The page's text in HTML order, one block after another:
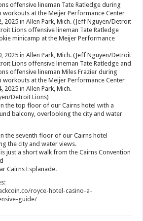
offensive lineman Tate Ratledge during
workouts at the Meijer Performance Center
2025 in Allen Park, Mich. (Jeff Nguyen/Detroit
Lions offensive lineman Tate Ratledge
minicamp at the Meijer Performance
2025 in Allen Park, Mich. (Jeff Nguyen/Detroit
Lions offensive lineman Tate Ratledge and
offensive lineman Miles Frazier during
workouts at the Meijer Performance Center
2025 in Allen Park, Mich.
Detroit Lions)
the top floor of our Cairns hotel with a
balcony, overlooking the city and water
the seventh floor of our Cairns hotel
the city and water views.
just a short walk from the Cairns Convention
Cairns Esplanade.
royce-hotel-casino-a-
guide/